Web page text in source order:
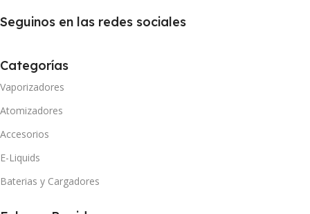
Seguinos en las redes sociales
Categorías
Vaporizadores
Atomizadores
Accesorios
E-Liquids
Baterias y Cargadores